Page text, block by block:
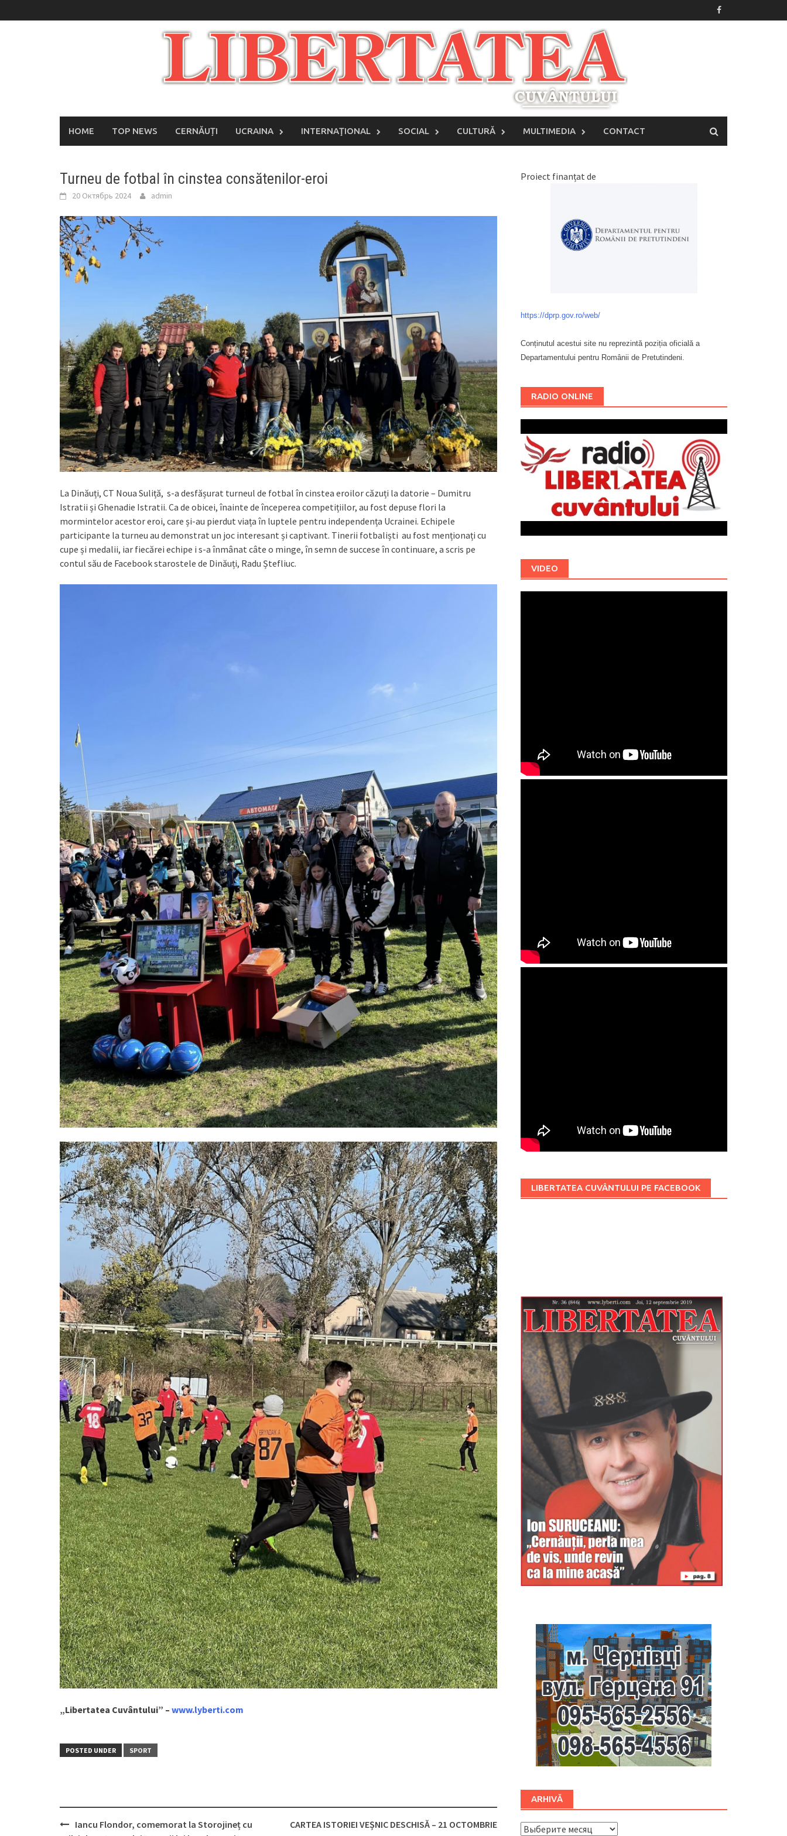
to
HOME TOP NEWS CERNĂUȚI UCRAINA INTERNAŢIONAL SOCIAL CULTURĂ MULTIMEDIA CONTACT
Turneu de fotbal în cinstea consătenilor-eroi
20 Октябрь 2024 admin
La Dinăuți, CT Noua Suliță, s-a desfășurat turneul de fotbal în cinstea eroilor căzuți la datorie – Dumitru
Istratii și Ghenadie Istratii. Ca de obicei, înainte de începerea competițiilor, au fost depuse flori la
mormintelor acestor eroi, care și-au pierdut viața în luptele pentru independența Ucrainei. Echipele
participante la turneu au demonstrat un joc interesant și captivant. Tinerii fotbaliști au fost menționați cu
cupe și medalii, iar fiecărei echipe i s-a înmânat câte o minge, în semn de succese în continuare, a scris pe
contul său de Facebook starostele de Dinăuți, Radu Ștefliuc.
„Libertatea Cuvântului” – www.lyberti.com
POSTED UNDER SPORT
Iancu Flondor, comemorat la Storojineț cu
CARTEA ISTORIEI VEȘNIC DESCHISĂ – 21 OCTOMBRIE
Proiect finanțat de
https://dprp.gov.ro/web/
Conținutul acestui site nu reprezintă poziția oficială a
Departamentului pentru Românii de Pretutindeni.
RADIO ONLINE
VIDEO
LIBERTATEA CUVÂNTULUI PE FACEBOOK
ARHIVĂ
ARHIVĂ